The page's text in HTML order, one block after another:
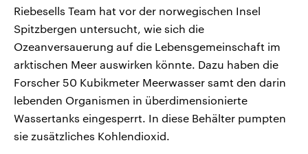
Riebesells Team hat vor der norwegischen Insel
Spitzbergen untersucht, wie sich die
Ozeanversauerung auf die Lebensgemeinschaft im
arktischen Meer auswirken könnte. Dazu haben die
Forscher 50 Kubikmeter Meerwasser samt den darin
lebenden Organismen in überdimensionierte
Wassertanks eingesperrt. In diese Behälter pumpten
sie zusätzliches Kohlendioxid.